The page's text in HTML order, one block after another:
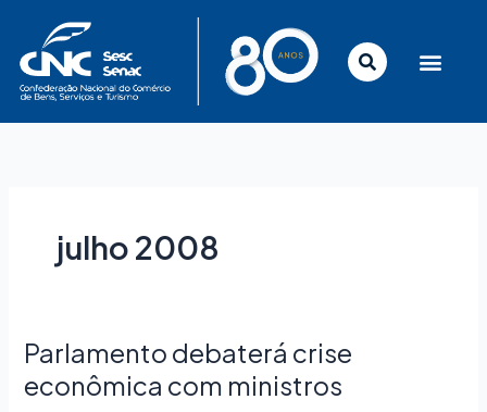
conteúdo
julho 2008
Parlamento debaterá crise
econômica com ministros
Parlamento
debaterá
crise